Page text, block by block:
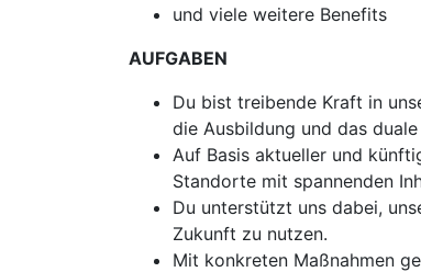
und viele weitere Benefits
AUFGABEN
Du bist treibende Kraft in
die Ausbildung und das
Auf Basis aktueller und
Standorte mit spannenden
Du unterstützt uns dabei,
Zukunft zu nutzen.
Mit konkreten Maßnahmen